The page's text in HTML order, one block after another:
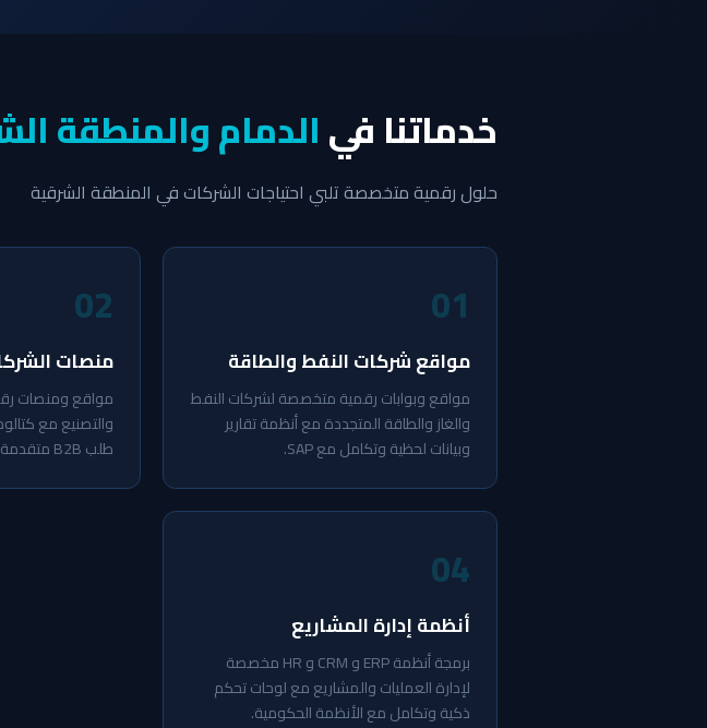
خدماتنا فيالدمام والمنطقة
حلول رقمية متخصصة تلبي احتياجات الشركات في المنطقة الشرقية
01
مواقع شركات النفط والطاقة
مواقع وبوابات رقمية متخصصة لشركات النفط
والغاز والطاقة المتجددة مع أنظمة تقارير
وبيانات لحظية وتكامل مع SAP.
02
منصات
مواقع ومنصات
والتصنيع مع
طلب B2B متقدمة.
04
أنظمة إدارة المشاريع
برمجة أنظمة ERP و CRM و HR مخصصة
لإدارة العمليات والمشاريع مع لوحات تحكم
ذكية وتكامل مع الأنظمة الحكومية.